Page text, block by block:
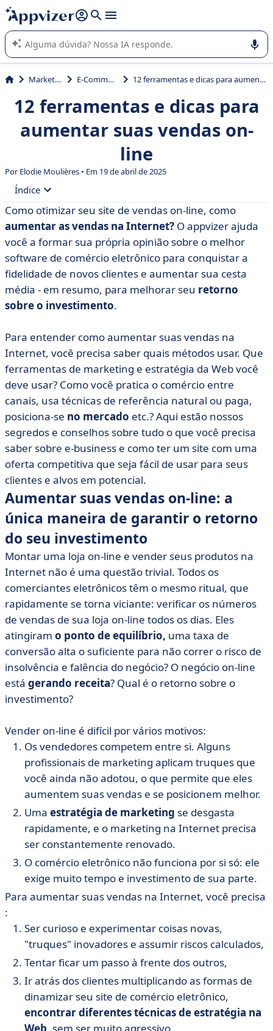
de nossa IA (várias linhas com
A IA do Appvizer o orienta no uso ou na seleção de software
SaaS para sua empresa.
Marketing E-Commerce 12 ferramentas e dicas para aumentar suas vendas on-line
12 ferramentas e dicas para
aumentar suas vendas on-
line
Por Elodie Moulières • Em 19 de abril de 2025
Índice
• Aumentar suas vendas on-line: a única maneira de
garantir o retorno do seu investimento
• Ferramentas e conselhos para gerar e reter novos
clientes
• Aumentar suas vendas on-line é brincadeira de
criança!
Como otimizar seu site de vendas on-line, como
aumentar as vendas na Internet? O appvizer ajuda
você a formar sua própria opinião sobre o melhor
software de comércio eletrônico para conquistar a
fidelidade de novos clientes e aumentar sua cesta
média - em resumo, para melhorar seu retorno
sobre o investimento.
Para entender como aumentar suas vendas na
Internet, você precisa saber quais métodos usar. Que
ferramentas de marketing e estratégia da Web você
deve usar? Como você pratica o comércio entre
canais, usa técnicas de referência natural ou paga,
posiciona-se no mercado etc.? Aqui estão nossos
segredos e conselhos sobre tudo o que você precisa
saber sobre e-business e como ter um site com uma
oferta competitiva que seja fácil de usar para seus
clientes e alvos em potencial.
Aumentar suas vendas on-line: a
única maneira de garantir o retorno
do seu investimento
Montar uma loja on-line e vender seus produtos na
Internet não é uma questão trivial. Todos os
comerciantes eletrônicos têm o mesmo ritual, que
rapidamente se torna viciante: verificar os números
de vendas de sua loja on-line todos os dias. Eles
atingiram o ponto de equilíbrio, uma taxa de
conversão alta o suficiente para não correr o risco de
insolvência e falência do negócio? O negócio on-line
está gerando receita? Qual é o retorno sobre o
investimento?
Vender on-line é difícil por vários motivos:
Os vendedores competem entre si. Alguns
profissionais de marketing aplicam truques que
você ainda não adotou, o que permite que eles
aumentem suas vendas e se posicionem melhor.
Uma estratégia de marketing se desgasta
rapidamente, e o marketing na Internet precisa
ser constantemente renovado.
O comércio eletrônico não funciona por si só: ele
exige muito tempo e investimento de sua parte.
Para aumentar suas vendas na Internet, você precisa
:
Ser curioso e experimentar coisas novas,
"truques" inovadores e assumir riscos calculados,
Tentar ficar um passo à frente dos outros,
Ir atrás dos clientes multiplicando as formas de
dinamizar seu site de comércio eletrônico,
encontrar diferentes técnicas de estratégia na